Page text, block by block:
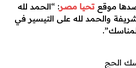
موقعتحيا مصر: “الحمد لله
والحمد لله على التيسير في
الحج